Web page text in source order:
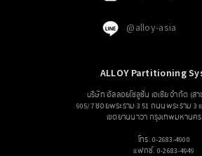
@alloy-asia
ALLOY Partitioning
บริษัท อัลลอยโซลูชั่น เอเซีย จำกัด (สา
905/7 ซอยพระราม 3 51 ถนนพระราม 3
เขตยานนาวา กรุงเทพมหานคร
โทร. 0-2683-4900
แฟกซ์. 0-2683-4949